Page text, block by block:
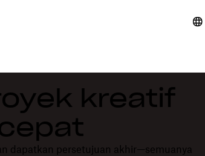
kreatif
dapatkan persetujuan akhir—semuanya